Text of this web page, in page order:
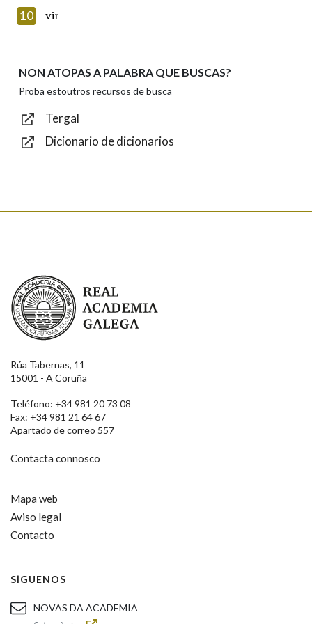
Enviar
10 vir
NON ATOPAS A PALABRA QUE BUSCAS?
Proba estoutros recursos de busca
Tergal
Dicionario de dicionarios
Real Academia Galega
Rúa Tabernas, 11
15001 - A Coruña
Teléfono: +34 981 20 73 08
Fax: +34 981 21 64 67
Apartado de correo 557
Contacta connosco
Mapa web
Aviso legal
Contacto
SÍGUENOS
NOVAS DA ACADEMIA